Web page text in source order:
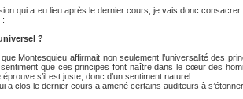
qui a eu lieu après le dernier cours, je vais donc consacrer
:
?
Montesquieu affirmait non seulement l’universalité des
sentiment que ces principes font naître dans le cœur des
s’il est juste, donc d’un sentiment naturel.
a clos le dernier cours a amené certains auditeurs à